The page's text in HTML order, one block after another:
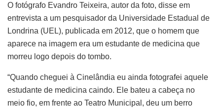
O fotógrafo Evandro Teixeira, autor da foto, disse em
entrevista a um pesquisador da Universidade Estadual de
Londrina (UEL), publicada em 2012, que o homem que
aparece na imagem era um estudante de medicina que
morreu logo depois do tombo.
“Quando cheguei à Cinelândia eu ainda fotografei aquele
estudante de medicina caindo. Ele bateu a cabeça no
meio fio, em frente ao Teatro Municipal, deu um berro